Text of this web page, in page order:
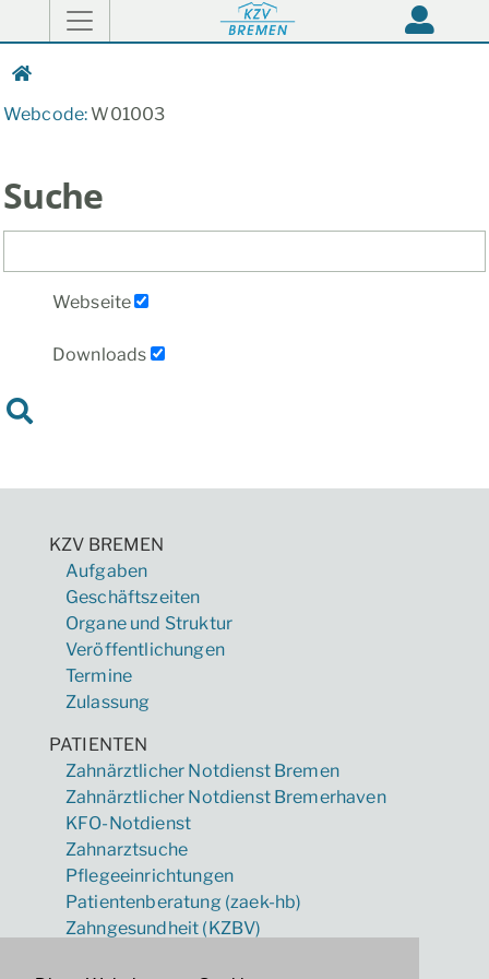
Webcode:W01003
Suche
Webseite
Downloads
KZV BREMEN
Aufgaben
Geschäftszeiten
Organe und Struktur
Veröffentlichungen
Termine
Zulassung
PATIENTEN
Zahnärztlicher Notdienst Bremen
Zahnärztlicher Notdienst Bremerhaven
KFO-Notdienst
Zahnarztsuche
Pflegeeinrichtungen
Patientenberatung (zaek-hb)
Zahngesundheit (KZBV)